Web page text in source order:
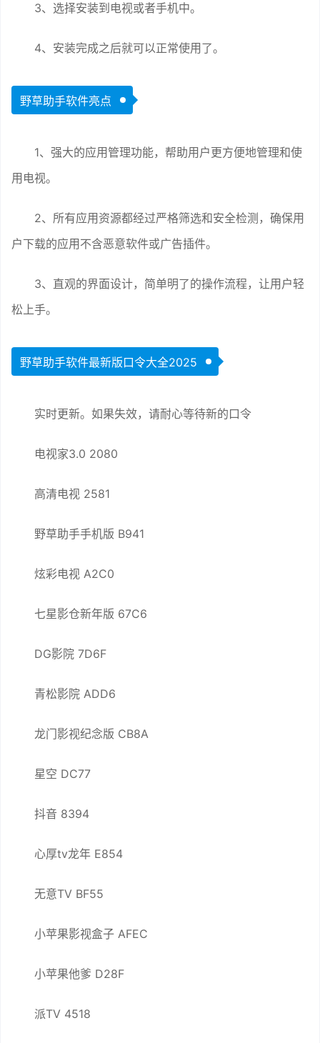
3、选择安装到电视或者手机中。
4、安装完成之后就可以正常使用了。
野草助手软件亮点
1、强大的应用管理功能，帮助用户更方便地管理和使
用电视。
2、所有应用资源都经过严格筛选和安全检测，确保用
户下载的应用不含恶意软件或广告插件。
3、直观的界面设计，简单明了的操作流程，让用户轻
松上手。
野草助手软件最新版口令大全2025
实时更新。如果失效，请耐心等待新的口令
电视家3.0 2080
高清电视 2581
野草助手手机版 B941
炫彩电视 A2C0
七星影仓新年版 67C6
DG影院 7D6F
青松影院 ADD6
龙门影视纪念版 CB8A
星空 DC77
抖音 8394
心厚tv龙年 E854
无意TV BF55
小苹果影视盒子 AFEC
小苹果他爹 D28F
派TV 4518